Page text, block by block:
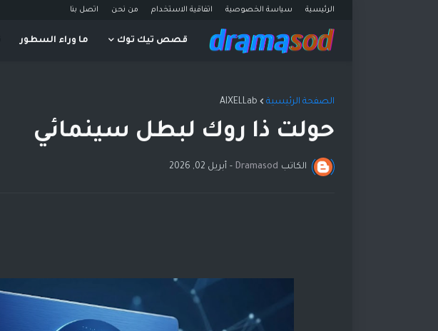
الرئيسية سياسة الخصوصية اتفاقية الاستخدام من نحن اتصل بنا
قصص تيك توك ما وراء السطور
الصفحة الرئيسية AIXELLab
حولت ذا روك لبطل سينمائي
الكاتب Dramasod
- أبريل 02, 2026